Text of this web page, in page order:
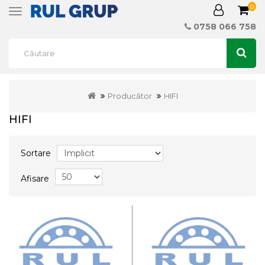
Toggle
0
0758 066 758
Producător HIFI
HIFI
Sortare
Afisare